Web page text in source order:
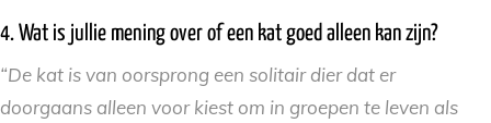
4. Wat is jullie mening over of een kat goed alleen kan zijn?
“De kat is van oorsprong een solitair dier dat er
doorgaans alleen voor kiest om in groepen te leven als